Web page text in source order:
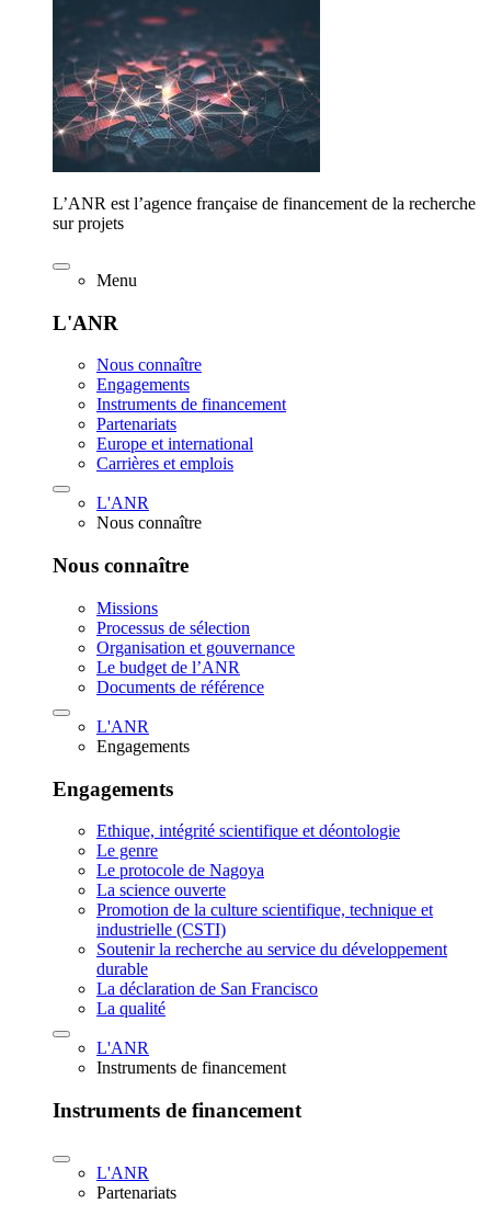
L’ANR est l’agence française de financement de la recherche
sur projets
Menu
L'ANR
Nous connaître
Engagements
Instruments de financement
Partenariats
Europe et international
Carrières et emplois
L'ANR
Nous connaître
Nous connaître
Missions
Processus de sélection
Organisation et gouvernance
Le budget de l’ANR
Documents de référence
L'ANR
Engagements
Engagements
Ethique, intégrité scientifique et déontologie
Le genre
Le protocole de Nagoya
La science ouverte
Promotion de la culture scientifique, technique et
industrielle (CSTI)
Soutenir la recherche au service du développement
durable
La déclaration de San Francisco
La qualité
L'ANR
Instruments de financement
Instruments de financement
L'ANR
Partenariats